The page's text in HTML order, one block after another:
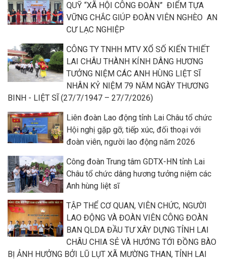
QUỸ “XÃ HỘI CÔNG ĐOÀN” ĐIỂM TỰA
VỮNG CHẮC GIÚP ĐOÀN VIÊN NGHÈO AN
CƯ LẠC NGHIỆP
CÔNG TY TNHH MTV XỔ SỐ KIẾN THIẾT
LAI CHÂU THÀNH KÍNH DÂNG HƯƠNG
TƯỞNG NIỆM CÁC ANH HÙNG LIỆT SĨ
NHÂN KỶ NIỆM 79 NĂM NGÀY THƯƠNG
BINH - LIỆT SĨ (27/7/1947 – 27/7/2026)
Liên đoàn Lao động tỉnh Lai Châu tổ chức
Hội nghị gặp gỡ, tiếp xúc, đối thoại với
đoàn viên, người lao động năm 2026
Công đoàn Trung tâm GDTX-HN tỉnh Lai
Châu tổ chức dâng hương tưởng niệm các
Anh hùng liệt sĩ
TẬP THỂ CƠ QUAN, VIÊN CHỨC, NGƯỜI
LAO ĐỘNG VÀ ĐOÀN VIÊN CÔNG ĐOÀN
BAN QLDA ĐẦU TƯ XÂY DỰNG TỈNH LAI
CHÂU CHIA SẺ VÀ HƯỚNG TỚI ĐỒNG BÀO
BỊ ẢNH HƯỞNG BỞI LŨ LỤT XÃ MƯỜNG THAN, TỈNH LAI